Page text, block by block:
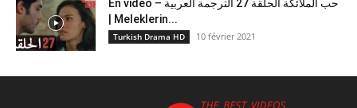
En vidéo – حب الملائكة الحلقة 27 الترجمة العربية
| Meleklerin...
Turkish Drama HD 10 février 2021